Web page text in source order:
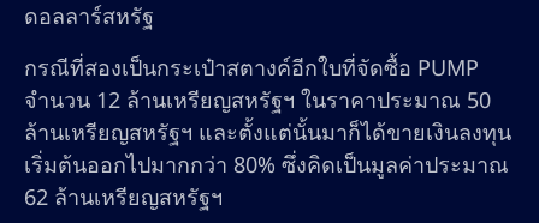
ดอลลาร์สหรัฐ
กรณีที่สองเป็นกระเป๋าสตางค์อีกใบที่จัดซื้อ PUMP
จำนวน 12 ล้านเหรียญสหรัฐฯ ในราคาประมาณ 50
ล้านเหรียญสหรัฐฯ และตั้งแต่นั้นมาก็ได้ขายเงินลงทุน
เริ่มต้นออกไปมากกว่า 80% ซึ่งคิดเป็นมูลค่าประมาณ
62 ล้านเหรียญสหรัฐฯ